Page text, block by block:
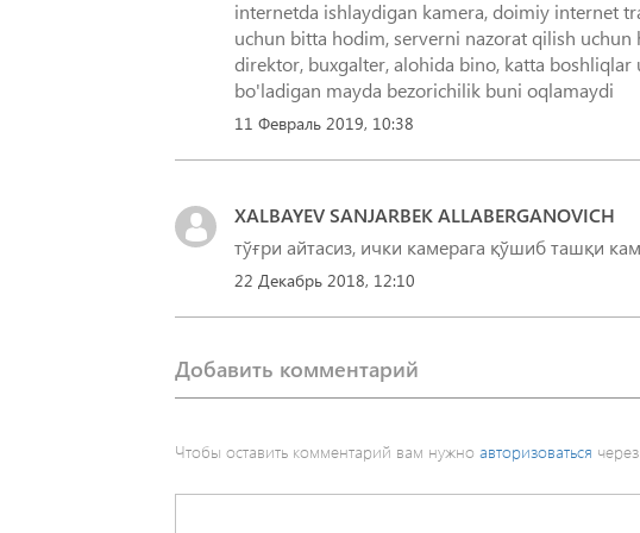
internetda ishlaydigan kamera, doimiy internet
uchun bitta hodim, serverni nazorat qilish
direktor, buxgalter, alohida bino, katta
11 Февраль 2019, 10:38
XALBAYEV SANJARBEK ALLABERGANOVICH
тўғри айтасиз, ички камерага қўшиб ташқи
22 Декабрь 2018, 12:10
Добавить комментарий
Чтобы оставить комментарий вам нужно авторизоваться